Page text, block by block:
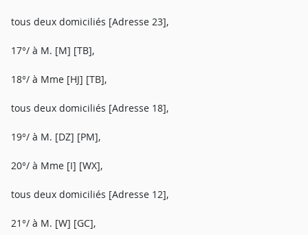
tous deux domiciliés [Adresse 23],
17°/ à M. [M] [TB],
18°/ à Mme [HJ] [TB],
tous deux domiciliés [Adresse 18],
19°/ à M. [DZ] [PM],
20°/ à Mme [I] [WX],
tous deux domiciliés [Adresse 12],
21°/ à M. [W] [GC],